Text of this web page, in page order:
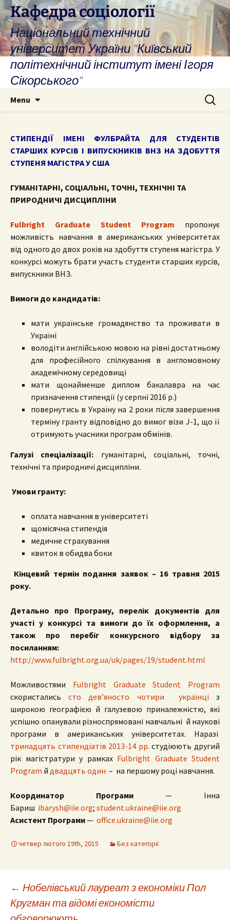
Skip
to
content
Кафедра соціології
Національний технічний
університет України "Київський
політехнічний інститут імені Ігоря
Сікорського"
Menu
Search
for:
СТИПЕНДІЇ ІМЕНІ ФУЛБРАЙТА ДЛЯ СТУДЕНТІВ
СТАРШИХ КУРСІВ І ВИПУСКНИКІВ ВНЗ НА ЗДОБУТТЯ
СТУПЕНЯ МАГІСТРА У США
ГУМАНІТАРНІ, СОЦІАЛЬНІ, ТОЧНІ, ТЕХНІЧНІ ТА
ПРИРОДНИЧІ ДИСЦИПЛІНИ
Fulbright Graduate Student Program пропонує
можливість навчання в американських університетах
від одного до двох років на здобуття ступеня магістра. У
конкурсі можуть брати участь студенти старших курсів,
випускники ВНЗ.
Вимоги до кандидатів:
мати українське громадянство та проживати в
Україні
володіти англійською мовою на рівні достатньому
для професійного спілкування в англомовному
академічному середовищі
мати щонайменше диплом бакалавра на час
призначення стипендії (у серпні 2016 р.)
повернутись в Україну на 2 роки після завершення
терміну гранту відповідно до вимог візи J-1, що її
отримують учасники програм обмінів.
Галузі спеціалізації: гуманітарні, соціальні, точні,
технічні та природничі дисципліни.
Умови гранту:
оплата навчання в університеті
щомісячна стипендія
медичне страхування
квиток в обидва боки
Кінцевий термін подання заявок – 16 травня 2015
року.
Детально про Програму, перелік документів для
участі у конкурсі та вимоги до їх оформлення, а
також про перебіг конкурсного відбору за
посиланням:
http://www.fulbright.org.ua/uk/pages/19/student.html
Можливостями Fulbright Graduate Student Program
скористалисьсто дев’яносто чотири українці з
широкою географією й галузевою приналежністю, які
успішно опанували різноспрямовані навчальні й наукові
програми в американських університетах. Наразі
тринадцять стипендіатів 2013-14 рр. студіюють другий
рік магістратури у рамках Fulbright Graduate Student
Program й двадцять один – на першому році навчання.
Координатор Програми — Інна
Бариш ibarysh@iie.org; student.ukraine@iie.org
Асистент Програми— office.ukraine@iie.org
четвер лютого 19th, 2015 Без категорії
Post
← Нобелівський лауреат з економіки Пол
Кругман та відомі економісти